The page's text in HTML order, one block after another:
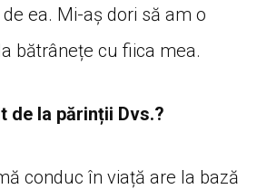
ea. Mi-aș dori să am o
bătrânețe cu fiica mea.
de la părinții Dvs.?
conduc în viață are la bază